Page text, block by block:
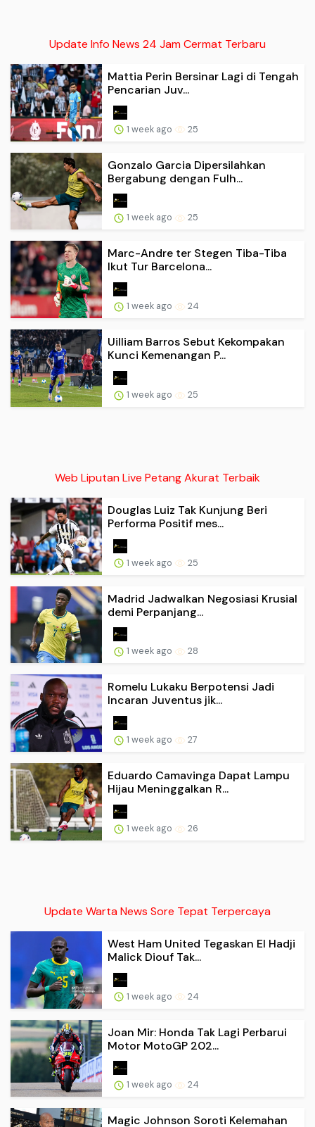
Update Info News 24 Jam Cermat Terbaru
Mattia Perin Bersinar Lagi di Tengah
Pencarian Juv...
1 week ago 25
Gonzalo Garcia Dipersilahkan
Bergabung dengan Fulh...
1 week ago 25
Marc-Andre ter Stegen Tiba-Tiba
Ikut Tur Barcelona...
1 week ago 24
Uilliam Barros Sebut Kekompakan
Kunci Kemenangan P...
1 week ago 25
Web Liputan Live Petang Akurat Terbaik
Douglas Luiz Tak Kunjung Beri
Performa Positif mes...
1 week ago 25
Madrid Jadwalkan Negosiasi Krusial
demi Perpanjang...
1 week ago 28
Romelu Lukaku Berpotensi Jadi
Incaran Juventus jik...
1 week ago 27
Eduardo Camavinga Dapat Lampu
Hijau Meninggalkan R...
1 week ago 26
Update Warta News Sore Tepat Terpercaya
West Ham United Tegaskan El Hadji
Malick Diouf Tak...
1 week ago 24
Joan Mir: Honda Tak Lagi Perbarui
Motor MotoGP 202...
1 week ago 24
Magic Johnson Soroti Kelemahan